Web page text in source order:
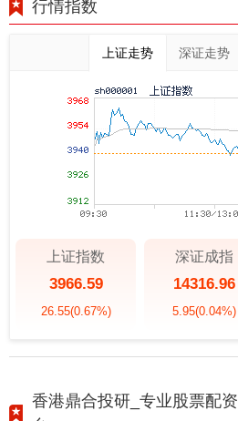
行情指数
上证走势 深证走势
上证指数
3966.59
26.55(0.67%)
深证成指
14316.96
5.95(0.04%)
香港鼎合投研_专业股票配